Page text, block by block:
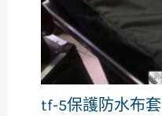
tf-5保護防水布套